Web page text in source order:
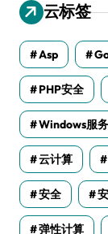
云标签
Asp
PHP安全
Windows服
云计算
安全
弹性计算